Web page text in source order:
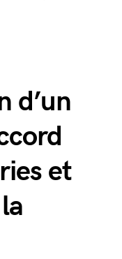
d’un
et